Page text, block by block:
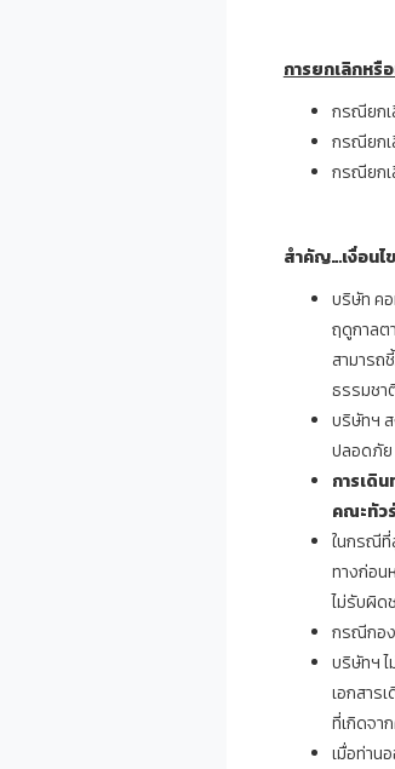
การยกเลิกหรื
กรณียกเ
กรณียกเ
กรณียกเ
สำคัญ…เงื่อน
บริษัท คอ
ฤดูกาลต
สามารถ
ธรรมชา
บริษัทฯ
ปลอดภัย
การเดิ
คณะทัว
ในกรณีที่
ทางก่อน
ไม่รับผิด
กรณีกอง
บริษัทฯ
เอกสาร
ที่เกิดจา
เมื่อท่าน